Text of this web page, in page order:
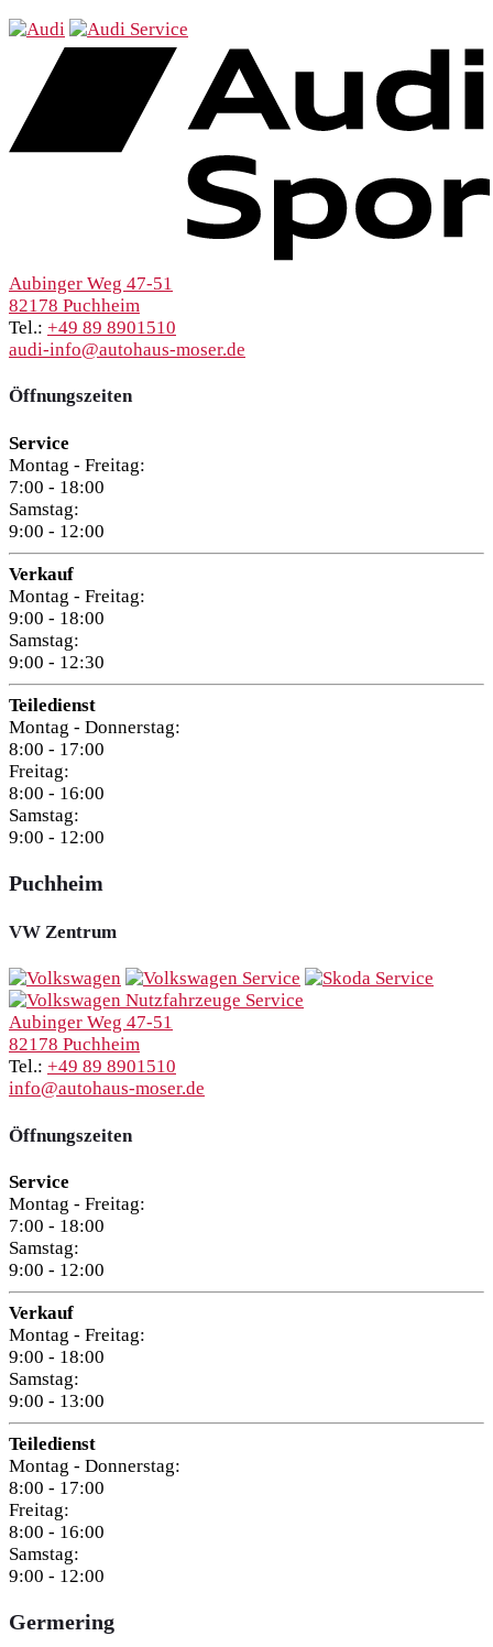
Aubinger Weg 47-51
82178 Puchheim
Tel.: +49 89 8901510
audi-info@autohaus-moser.de
Öffnungszeiten
Service
Montag - Freitag:
7:00 - 18:00
Samstag:
9:00 - 12:00
Verkauf
Montag - Freitag:
9:00 - 18:00
Samstag:
9:00 - 12:30
Teiledienst
Montag - Donnerstag:
8:00 - 17:00
Freitag:
8:00 - 16:00
Samstag:
9:00 - 12:00
Puchheim
VW Zentrum
Aubinger Weg 47-51
82178 Puchheim
Tel.: +49 89 8901510
info@autohaus-moser.de
Öffnungszeiten
Service
Montag - Freitag:
7:00 - 18:00
Samstag:
9:00 - 12:00
Verkauf
Montag - Freitag:
9:00 - 18:00
Samstag:
9:00 - 13:00
Teiledienst
Montag - Donnerstag:
8:00 - 17:00
Freitag:
8:00 - 16:00
Samstag:
9:00 - 12:00
Germering